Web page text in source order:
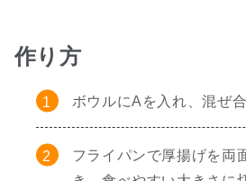
作り方
ボウルにAを入れ、混ぜ合
フライパンで厚揚げを両